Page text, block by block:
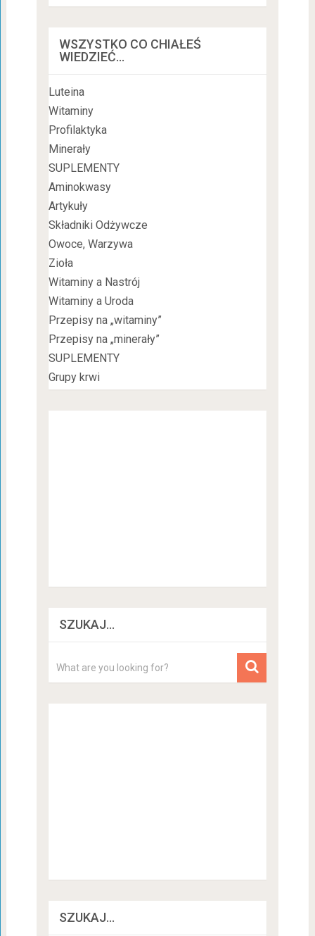
WSZYSTKO CO CHIAŁEŚ
WIEDZIEĆ…
Luteina
Witaminy
Profilaktyka
Minerały
SUPLEMENTY
Aminokwasy
Artykuły
Składniki Odżywcze
Owoce, Warzywa
Zioła
Witaminy a Nastrój
Witaminy a Uroda
Przepisy na „witaminy”
Przepisy na „minerały”
SUPLEMENTY
Grupy krwi
SZUKAJ…
SZUKAJ…